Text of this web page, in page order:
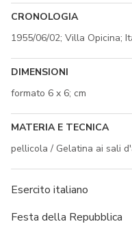
CRONOLOGIA
1955/06/02; Villa Opicina;
DIMENSIONI
formato 6 x 6; cm
MATERIA E TECNICA
pellicola / Gelatina ai sali
Esercito italiano
Festa della Repubblica